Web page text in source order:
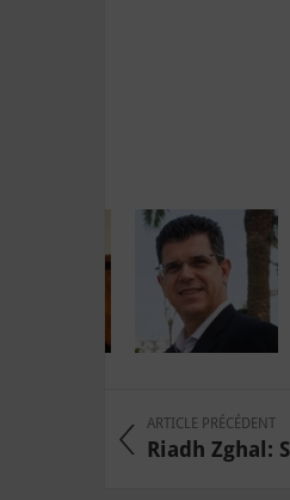
ARTICLE PRÉCÉDENT
Riadh Zghal: